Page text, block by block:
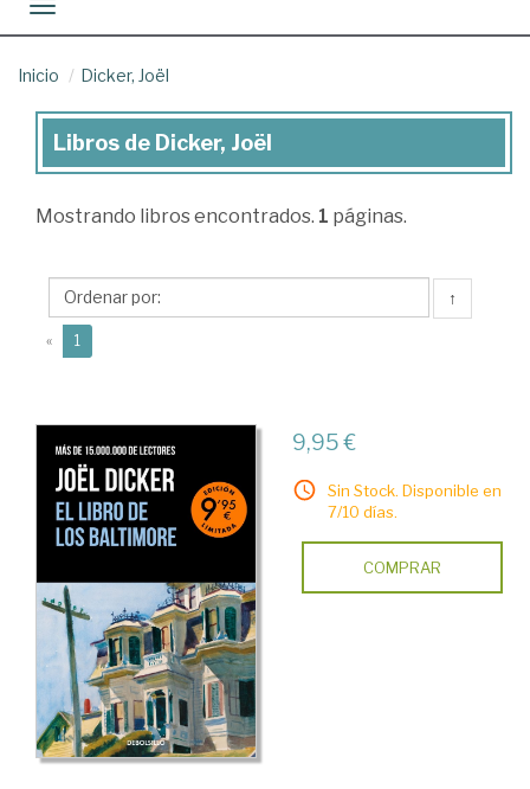
Toggle navigation
Inicio Dicker, Joël
Libros
Dicker,
Libros de Dicker, Joël
Mostrando libros encontrados. 1 páginas.
↑
« 1
9,95 €
Sin Stock. Disponible en
7/10 días.
COMPRAR